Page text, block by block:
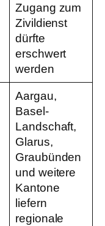
Zugang zum
Zivildienst
dürfte
erschwert
werden
Aargau,
Basel-
Landschaft,
Glarus,
Graubünden
und weitere
Kantone
liefern
regionale